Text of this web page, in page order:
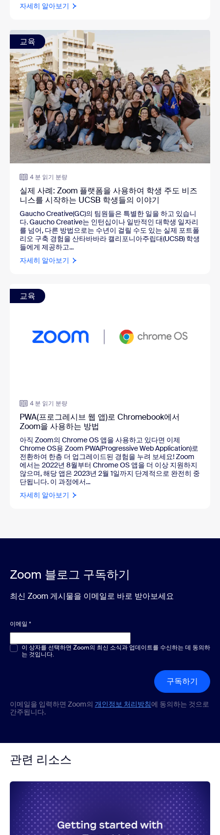
자세히 알아보기
교육
4 분 읽기 분량
실제 사례: Zoom 플랫폼을 사용하여 학생 주도 비즈
니스를 시작하는 UCSB 학생들의 이야기
Gaucho Creative(GC)의 팀원들은 특별한 일을 하고 있습니
다. Gaucho Creative는 인턴십이나 일반적인 대학생 일자리
를 넘어, 다른 방법으로는 수년이 걸릴 수도 있는 실제 포트폴
리오 구축 경험을 산타바바라 캘리포니아주립대(UCSB) 학생
들에게 제공하고...
자세히 알아보기
교육
4 분 읽기 분량
PWA(프로그레시브 웹 앱)로 Chromebook에서
Zoom을 사용하는 방법
아직 Zoom의 Chrome OS 앱을 사용하고 있다면 이제
Chrome OS용 Zoom PWA(Progressive Web Application)로
전환하여 한층 더 업그레이드된 경험을 누려 보세요! Zoom
에서는 2022년 8월부터 Chrome OS 앱을 더 이상 지원하지
않으며, 해당 앱은 2023년 2월 1일까지 단계적으로 완전히 중
단됩니다. 이 과정에서...
자세히 알아보기
Zoom 블로그 구독하기
최신 Zoom 게시물을 이메일로 바로 받아보세요
이메일 *
객관식 또는 단답형*
이 상자를 선택하면 Zoom의 최신 소식과 업데이트를 수신하는 데 동의하
는 것입니다.
구독하기
이메일을 입력하면 Zoom의 개인정보 처리방침에 동의하는 것으로
간주됩니다.
관련 리소스